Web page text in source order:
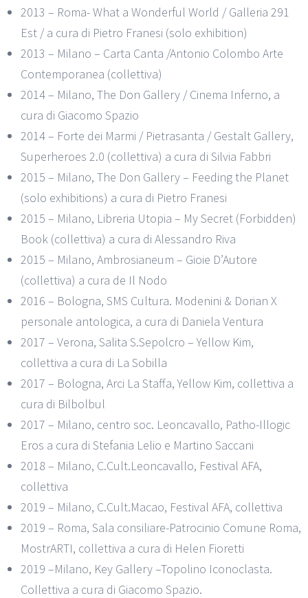
2013 – Roma- What a Wonderful World / Galleria 291
Est / a cura di Pietro Franesi (solo exhibition)
2013 – Milano – Carta Canta /Antonio Colombo Arte
Contemporanea (collettiva)
2014 – Milano, The Don Gallery / Cinema Inferno, a
cura di Giacomo Spazio
2014 – Forte dei Marmi / Pietrasanta / Gestalt Gallery,
Superheroes 2.0 (collettiva) a cura di Silvia Fabbri
2015 – Milano, The Don Gallery – Feeding the Planet
(solo exhibitions) a cura di Pietro Franesi
2015 – Milano, Libreria Utopia – My Secret (Forbidden)
Book (collettiva) a cura di Alessandro Riva
2015 – Milano, Ambrosianeum – Gioie D’Autore
(collettiva) a cura de Il Nodo
2016 – Bologna, SMS Cultura. Modenini & Dorian X
personale antologica, a cura di Daniela Ventura
2017 – Verona, Salita S.Sepolcro – Yellow Kim,
collettiva a cura di La Sobilla
2017 – Bologna, Arci La Staffa, Yellow Kim, collettiva a
cura di Bilbolbul
2017 – Milano, centro soc. Leoncavallo, Patho-Illogic
Eros a cura di Stefania Lelio e Martino Saccani
2018 – Milano, C.Cult.Leoncavallo, Festival AFA,
collettiva
2019 – Milano, C.Cult.Macao, Festival AFA, collettiva
2019 – Roma, Sala consiliare-Patrocinio Comune Roma,
MostrARTI, collettiva a cura di Helen Fioretti
2019 –Milano, Key Gallery –Topolino Iconoclasta.
Collettiva a cura di Giacomo Spazio.